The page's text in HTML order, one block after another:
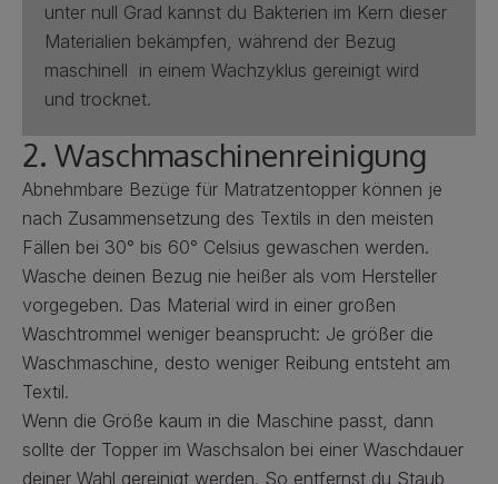
unter null Grad kannst du Bakterien im Kern dieser
Materialien bekämpfen, während der Bezug
maschinell in einem Wachzyklus gereinigt wird
und trocknet.
2. Waschmaschinenreinigung
Abnehmbare Bezüge für Matratzentopper können je
nach Zusammensetzung des Textils in den meisten
Fällen bei 30° bis 60° Celsius gewaschen werden.
Wasche deinen Bezug nie heißer als vom Hersteller
vorgegeben. Das Material wird in einer großen
Waschtrommel weniger beansprucht: Je größer die
Waschmaschine, desto weniger Reibung entsteht am
Textil.
Wenn die Größe kaum in die Maschine passt, dann
sollte der Topper im Waschsalon bei einer Waschdauer
deiner Wahl gereinigt werden. So entfernst du Staub